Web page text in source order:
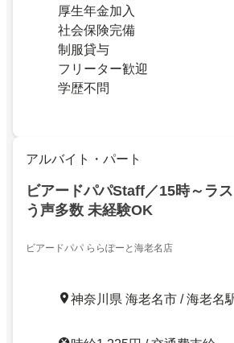
厚生年金加入
社会保険完備
制服貸与
フリーター歓迎
学歴不問
アルバイト・パート
ビアードパパStaff／15時～ラ
う声多数 未経験OK
ビアードパパ ららぽーと海老名店
神奈川県 海老名市 / 海老名